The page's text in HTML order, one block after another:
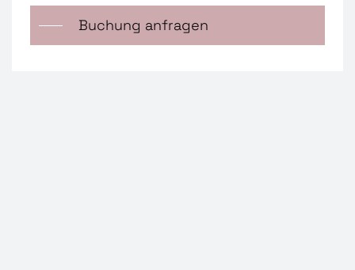
Buchung anfragen